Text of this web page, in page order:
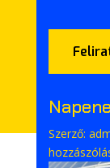
Szerző: